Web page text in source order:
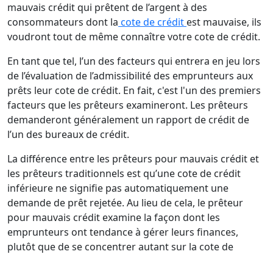
mauvais crédit qui prêtent de l’argent à des
consommateurs dont la cote de crédit est mauvaise, ils
voudront tout de même connaître votre cote de crédit.
En tant que tel, l’un des facteurs qui entrera en jeu lors
de l’évaluation de l’admissibilité des emprunteurs aux
prêts leur cote de crédit. En fait, c'est l'un des premiers
facteurs que les prêteurs examineront. Les prêteurs
demanderont généralement un rapport de crédit de
l’un des bureaux de crédit.
La différence entre les prêteurs pour mauvais crédit et
les prêteurs traditionnels est qu’une cote de crédit
inférieure ne signifie pas automatiquement une
demande de prêt rejetée. Au lieu de cela, le prêteur
pour mauvais crédit examine la façon dont les
emprunteurs ont tendance à gérer leurs finances,
plutôt que de se concentrer autant sur la cote de